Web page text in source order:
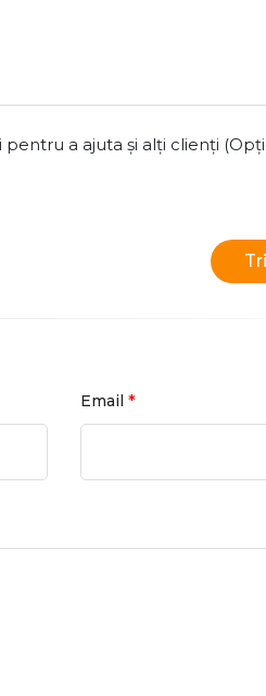
a ajuta și alți clienți
Email *